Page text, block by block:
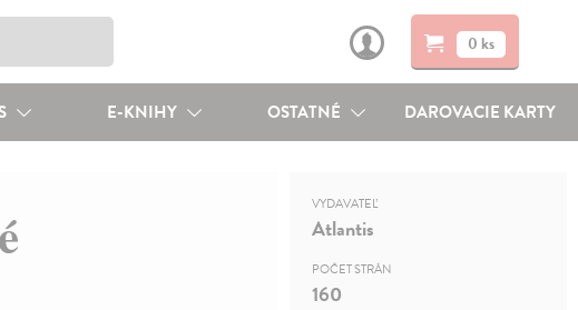
0 ks
E-KNIHY OSTATNÉ DAROVACIE KARTY
VYDAVATEĽ
Atlantis
POČET STRÁN
160